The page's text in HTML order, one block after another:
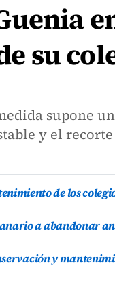
su
supone
y el
de los
a abandonar
y